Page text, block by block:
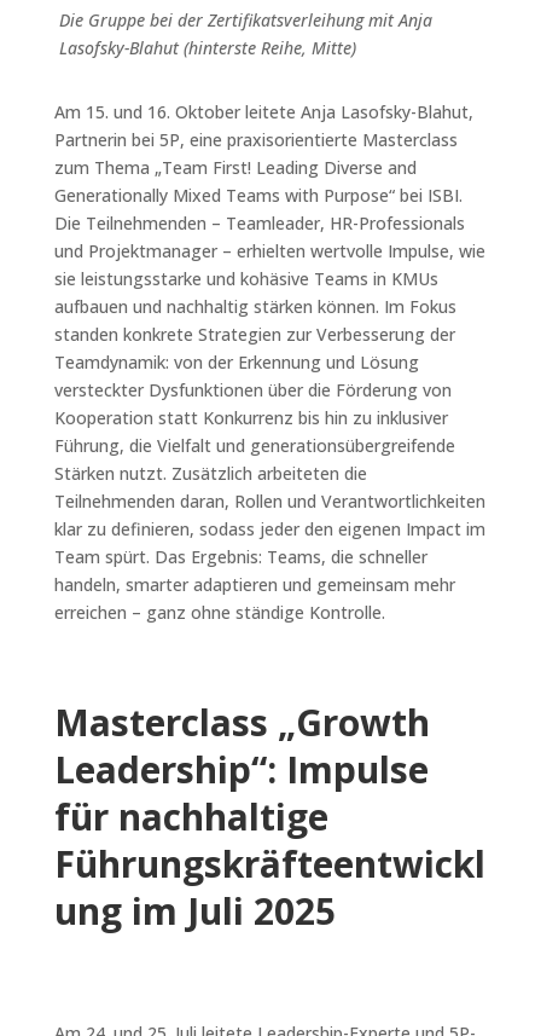
Die Gruppe bei der Zertifikatsverleihung mit Anja
Lasofsky-Blahut (hinterste Reihe, Mitte)
Am 15. und 16. Oktober leitete Anja Lasofsky-Blahut,
Partnerin bei 5P, eine praxisorientierte Masterclass
zum Thema „Team First! Leading Diverse and
Generationally Mixed Teams with Purpose“ bei ISBI.
Die Teilnehmenden – Teamleader, HR-Professionals
und Projektmanager – erhielten wertvolle Impulse, wie
sie leistungsstarke und kohäsive Teams in KMUs
aufbauen und nachhaltig stärken können. Im Fokus
standen konkrete Strategien zur Verbesserung der
Teamdynamik: von der Erkennung und Lösung
versteckter Dysfunktionen über die Förderung von
Kooperation statt Konkurrenz bis hin zu inklusiver
Führung, die Vielfalt und generationsübergreifende
Stärken nutzt. Zusätzlich arbeiteten die
Teilnehmenden daran, Rollen und Verantwortlichkeiten
klar zu definieren, sodass jeder den eigenen Impact im
Team spürt. Das Ergebnis: Teams, die schneller
handeln, smarter adaptieren und gemeinsam mehr
erreichen – ganz ohne ständige Kontrolle.
Masterclass „Growth
Leadership“: Impulse
für nachhaltige
Führungskräfteentwickl
ung im Juli 2025